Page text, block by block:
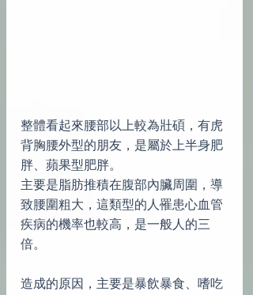
整體看起來腰部以上較為壯碩，有虎
背胸腰外型的朋友，是屬於上半身肥
胖、蘋果型肥胖。
主要是脂肪推積在腹部內臟周圍，導
致腰圍粗大，這類型的人罹患心血管
疾病的機率也較高，是一般人的三
倍。
造成的原因，主要是暴飲暴食、嗜吃